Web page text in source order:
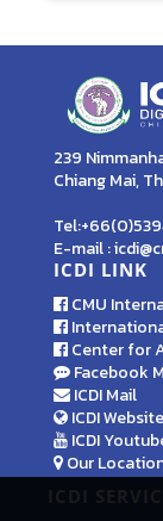
239
Chiang Mai,
E-mail :
ICDI LINK
CMU
Center for
Facebook
ICDI Mail
ICDI Website
ICDI
Our